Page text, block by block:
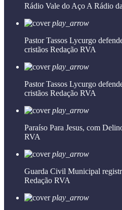
Rádio Vale do Aço A Rádio
play_arrow
Pastor Tassos Lycurgo
cristãos Redação RVA
play_arrow
Pastor Tassos Lycurgo
cristãos Redação RVA
play_arrow
Paraíso Para Jesus, com
RVA
play_arrow
Guarda Civil Municipal
Redação RVA
play_arrow